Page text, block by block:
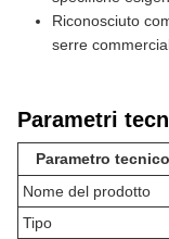
Riconosciuto
serre
Parametri
Parametro tecnico
Nome del prodotto
Tipo